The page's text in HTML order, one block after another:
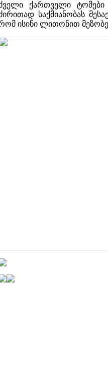
ქართველი ტომები
საქმიანობას
ისინი ლითონით